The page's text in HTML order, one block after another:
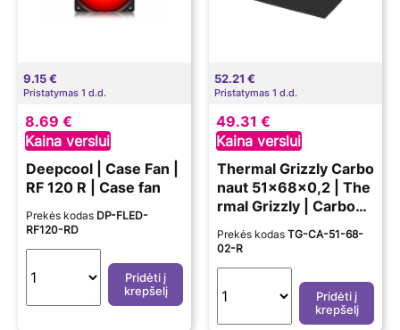
9.15 €
Pristatymas 1 d.d.
8.69 €
Kaina verslui
Deepcool | Case Fan |
RF 120 R | Case fan
Prekės kodas DP-FLED-
RF120-RD
Pridėti į
krepšelį
52.21 €
Pristatymas 1 d.d.
49.31 €
Kaina verslui
Thermal Grizzly Carbo
naut 51x68x0,2 | The
rmal Grizzly | Carbona
ut Thermal Pad - 51 ×
68 × 0.2 MM
Prekės kodas TG-CA-51-68-
02-R
Pridėti į
krepšelį